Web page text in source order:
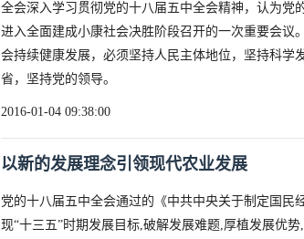
全会深入学习贯彻党的十八届五中全会精神，认为党
进入全面建成小康社会决胜阶段召开的一次重要会
会持续健康发展，必须坚持人民主体地位，坚持科学
省，坚持党的领导。
2016-01-04 09:38:00
以新的发展理念引领现代农业发展
党的十八届五中全会通过的《中共中央关于制定国民
现“十三五”时期发展目标,破解发展难题,厚植发展优